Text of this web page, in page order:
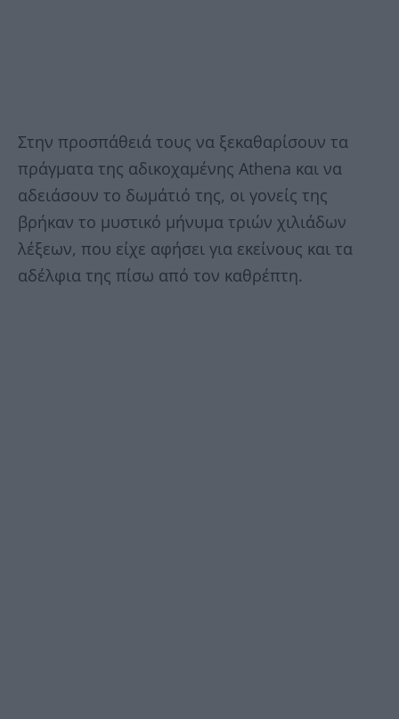
Στην προσπάθειά τους να ξεκαθαρίσουν τα
πράγματα της αδικοχαμένης Athena και να
αδειάσουν το δωμάτιό της, οι γονείς της
βρήκαν το μυστικό μήνυμα τριών χιλιάδων
λέξεων, που είχε αφήσει για εκείνους και τα
αδέλφια της πίσω από τον καθρέπτη.